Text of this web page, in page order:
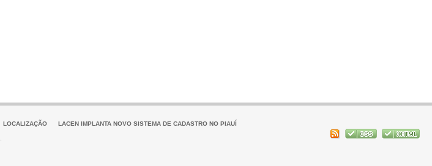
LOCALIZAÇÃO LACEN IMPLANTA NOVO SISTEMA DE CADASTRO NO PIAUÍ